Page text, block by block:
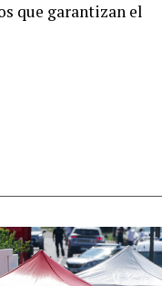
que garantizan el